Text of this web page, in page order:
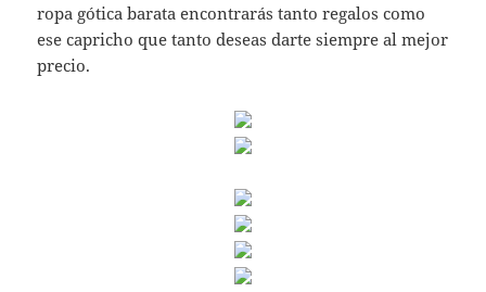
ropa gótica barata encontrarás tanto regalos como
ese capricho que tanto deseas darte siempre al mejor
precio.